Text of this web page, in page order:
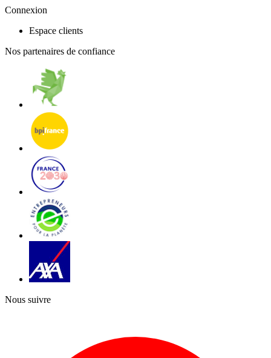
Connexion
Espace clients
Nos partenaires de confiance
Nous suivre